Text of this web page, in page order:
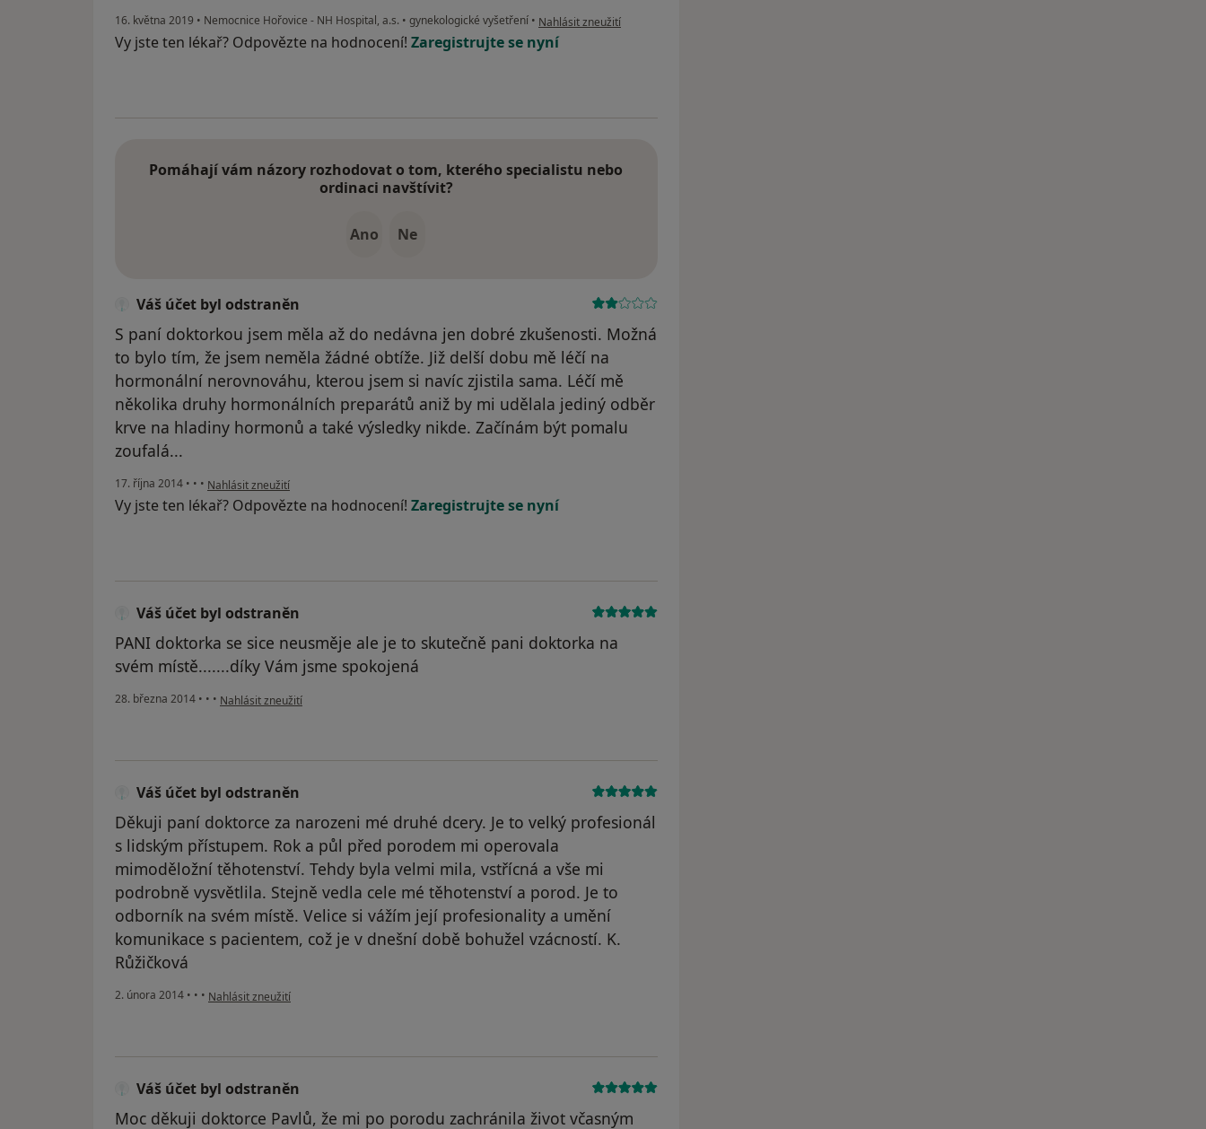
16. května 2019 • Nemocnice Hořovice - NH Hospital, a.s. • gynekologické vyšetření • podle názoru uživatele Váš účet byl odstraněn
Nahlásit zneužití
Vy jste ten lékař? Odpovězte na hodnocení! Zaregistrujte se nyní
Pomáhají vám názory rozhodovat o tom, kterého specialistu nebo
ordinaci navštívit?
Ano Ne
Váš účet byl odstraněn
S paní doktorkou jsem měla až do nedávna jen dobré zkušenosti. Možná
to bylo tím, že jsem neměla žádné obtíže. Již delší dobu mě léčí na
hormonální nerovnováhu, kterou jsem si navíc zjistila sama. Léčí mě
několika druhy hormonálních preparátů aniž by mi udělala jediný odběr
krve na hladiny hormonů a také výsledky nikde. Začínám být pomalu
zoufalá...
17. října 2014 • • • podle názoru uživatele Váš účet byl odstraněn
Nahlásit zneužití
Vy jste ten lékař? Odpovězte na hodnocení! Zaregistrujte se nyní
Váš účet byl odstraněn
PANI doktorka se sice neusměje ale je to skutečně pani doktorka na
svém místě.......díky Vám jsme spokojená
28. března 2014 • • • podle názoru uživatele Váš účet byl odstraněn
Nahlásit zneužití
Váš účet byl odstraněn
Děkuji paní doktorce za narozeni mé druhé dcery. Je to velký profesionál
s lidským přístupem. Rok a půl před porodem mi operovala
mimoděložní těhotenství. Tehdy byla velmi mila, vstřícná a vše mi
podrobně vysvětlila. Stejně vedla cele mé těhotenství a porod. Je to
odborník na svém místě. Velice si vážím její profesionality a umění
komunikace s pacientem, což je v dnešní době bohužel vzácností. K.
Růžičková
2. února 2014 • • • podle názoru uživatele Váš účet byl odstraněn
Nahlásit zneužití
Váš účet byl odstraněn
Moc děkuji doktorce Pavlů, že mi po porodu zachránila život včasným